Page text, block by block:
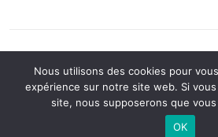
Back to Top
Nous utilisons des cookies pour
expérience sur notre site web. Si
site, nous supposerons que
OK